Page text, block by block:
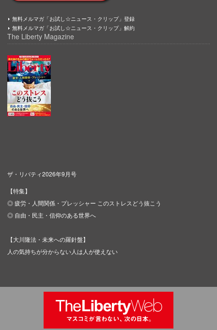
無料メルマガ「お試し☆ニュース・クリップ」登録
無料メルマガ「お試し☆ニュース・クリップ」解約
The Liberty Magazine
ザ・リバティ2026年9月号
【特集】
◎ 疲労・人間関係・プレッシャー このストレスどう抜こう
◎ 自由・民主・信仰のある世界へ
【大川隆法・未来への羅針盤】
人の気持ちが分からない人は人が使えない